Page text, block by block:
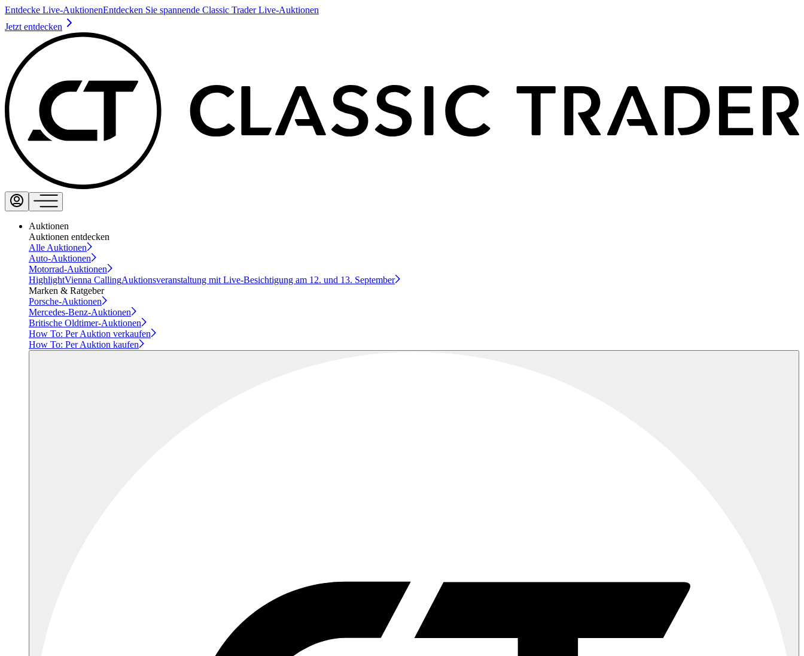
Entdecke Live-AuktionenEntdecken Sie spannende Classic Trader Live-Auktionen
Jetzt entdecken
Auktionen
Auktionen entdecken
Alle Auktionen
Auto-Auktionen
Motorrad-Auktionen
HighlightVienna CallingAuktionsveranstaltung mit Live-Besichtigung am 12. und 13. September
Marken & Ratgeber
Porsche-Auktionen
Mercedes-Benz-Auktionen
Britische Oldtimer-Auktionen
How To: Per Auktion verkaufen
How To: Per Auktion kaufen